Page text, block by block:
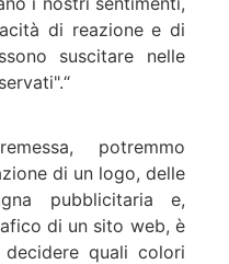
di reazione e di
suscitare nelle
potremmo
di un logo, delle
pubblicitaria e,
di un sito web, è
quali colori